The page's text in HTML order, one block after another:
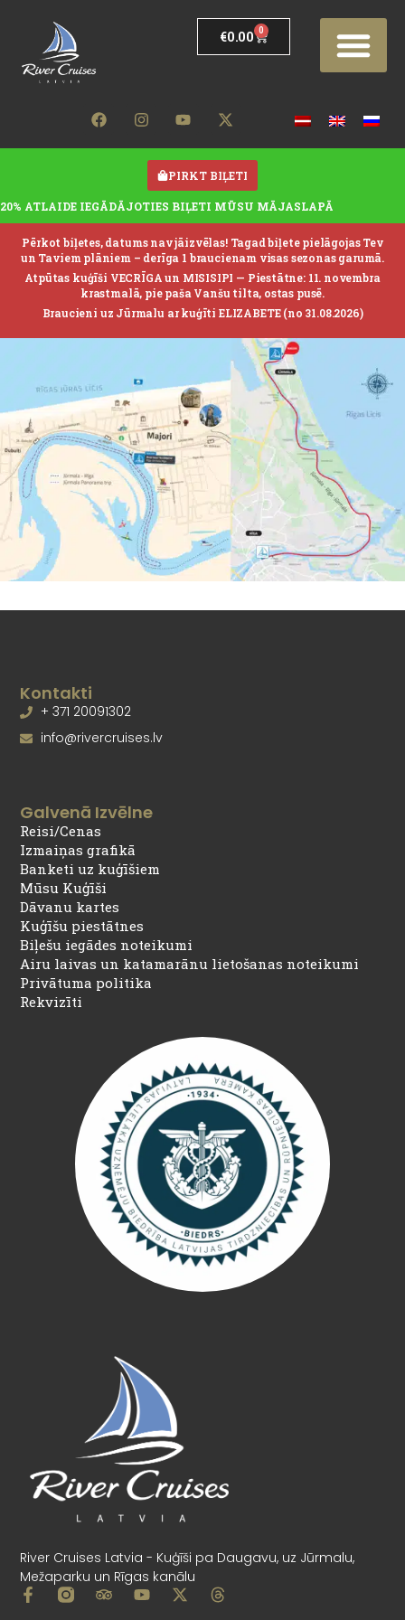
€0.00 0
PIRKT BIĻETI
20% ATLAIDE IEGĀDĀJOTIES BIĻETI MŪSU MĀJASLAPĀ
Pērkot biļetes, datums nav jāizvēlas! Tagad biļete pielāgojas Tev
un Taviem plāniem – derīga 1 braucienam visas sezonas garumā.
Atpūtas kuģīši VECRĪGA un MISISIPI — Piestātne: 11. novembra
krastmalā, pie paša Vanšu tilta, ostas pusē.
Braucieni uz Jūrmalu ar kuģīti ELIZABETE (no 31.08.2026)
River Cruises Latvia - Kuģīši pa Daugavu, uz Jūrmalu,
Mežaparku un Rīgas kanālu
Galvenā Izvēlne
Reisi/Cenas
Izmaiņas grafikā
Banketi uz kuģīšiem
Mūsu Kuģīši
Dāvanu kartes
Kuģīšu piestātnes
Biļešu iegādes noteikumi
Airu laivas un katamarānu lietošanas noteikumi
Privātuma politika
Rekvizīti
Kontakti
+ 371 20091302
info@rivercruises.lv